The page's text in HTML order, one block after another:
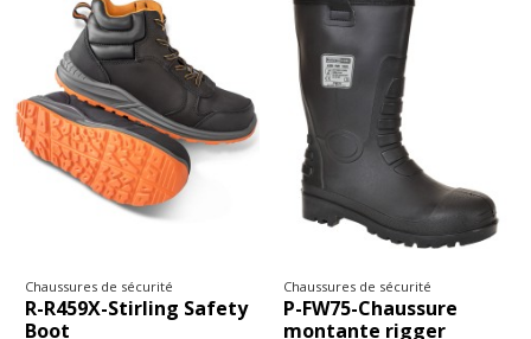
Chaussures de sécurité
R-R459X-Stirling Safety
Boot
Chaussures de sécurité
P-FW75-Chaussure
montante rigger